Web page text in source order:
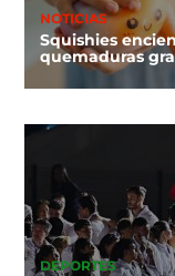
NOTICIAS
Squishies
quemaduras
DEPORTES